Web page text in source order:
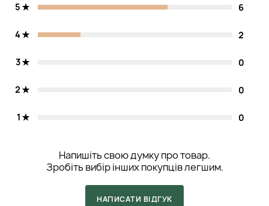
5
6
4 2
3 0
2 0
1 0
Напишіть свою думку про товар.
Зробіть вибір інших покупців легшим.
НАПИСАТИ ВІДГУК